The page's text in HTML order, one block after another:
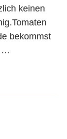
keinen
bekommst
…